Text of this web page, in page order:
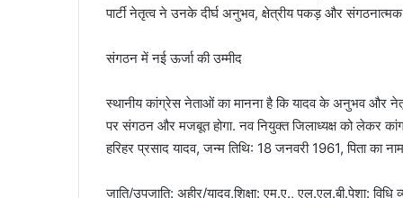
पार्टी नेतृत्व ने उनके दीर्घ अनुभव, क्षेत्रीय पकड़ और
संगठन में नई ऊर्जा की उम्मीद
स्थानीय कांग्रेस नेताओं का मानना है कि यादव के अनुभव और
पर संगठन और मजबूत होगा. नव नियुक्त जिलाध्यक्ष को लेकर
हरिहर प्रसाद यादव, जन्म तिथि: 18 जनवरी 1961, पिता का
जाति/उपजाति: अहीर/यादव,शिक्षा: एम.ए., एल.एल.बी.पेशा: विधि